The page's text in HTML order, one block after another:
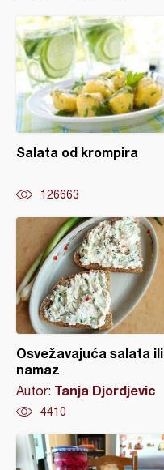
Salata od krompira
126663
Osvežavajuća salata ili
namaz
Autor: Tanja Djordjevic
4410